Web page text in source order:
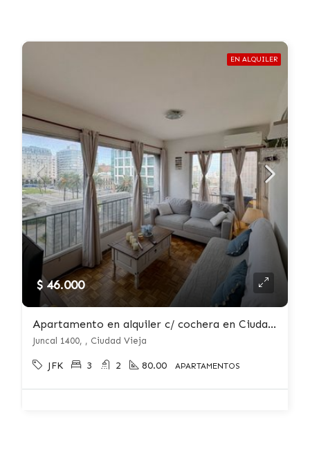
EN ALQUILER
$ 46.000
Apartamento en alquiler c/ cochera en Ciudad Vieja
Juncal 1400, , Ciudad Vieja
JFK 3 2 80.00 APARTAMENTOS